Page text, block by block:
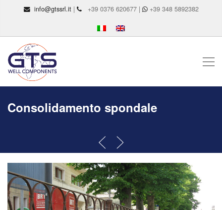
info@gtssrl.it| +39 0376 620677 | +39 348 5892382
Consolidamento spondale